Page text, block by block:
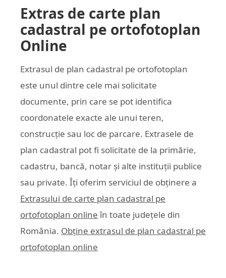
Extras de carte plan
cadastral pe ortofotoplan
Online
Extrasul de plan cadastral pe ortofotoplan
este unul dintre cele mai solicitate
documente, prin care se pot identifica
coordonatele exacte ale unui teren,
construcție sau loc de parcare. Extrasele de
plan cadastral pot fi solicitate de la primărie,
cadastru, bancă, notar și alte instituții publice
sau private. Îți oferim serviciul de obținere a
Extrasului de carte plan cadastral pe
ortofotoplan online în toate județele din
România. Obține extrasul de plan cadastral pe
ortofotoplan online